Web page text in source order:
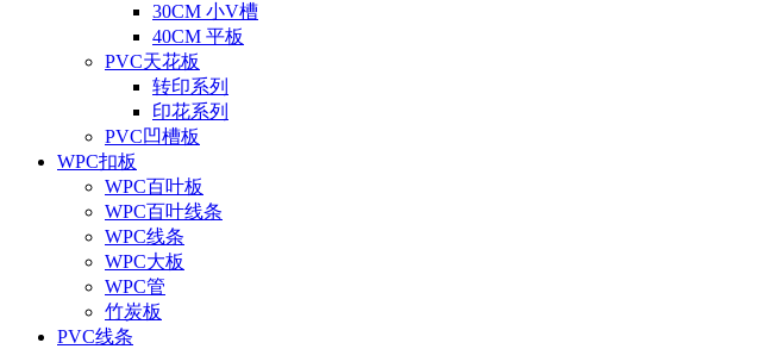
30CM 小V槽
40CM 平板
PVC天花板
转印系列
印花系列
PVC凹槽板
WPC扣板
WPC百叶板
WPC百叶线条
WPC线条
WPC大板
WPC管
竹炭板
PVC线条